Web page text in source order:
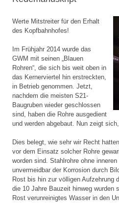
Werte Mitstreiter für den Erhalt
des Kopfbahnhofes!
Im Frühjahr 2014 wurde das
GWM mit seinen „Blauen
Rohren“, die sich bis weit oben in
das Kernerviertel hin erstreckten,
in Betrieb genommen. Jetzt,
nachdem die meisten S21-
Baugruben wieder geschlossen
sind, haben die Rohre ausgedient
und werden abgebaut. Nun zeigt
Dies belegt, wie sehr wir Recht
vor dem Einsatz solcher Rohre
worden sind. Stahlrohre ohne
unvermeidbar der Korrosion durch
Rost bis hin zur völligen Aufzehrung
die 10 Jahre Bauzeit hinweg wurden
Rost verunreinigtes Wasser in den